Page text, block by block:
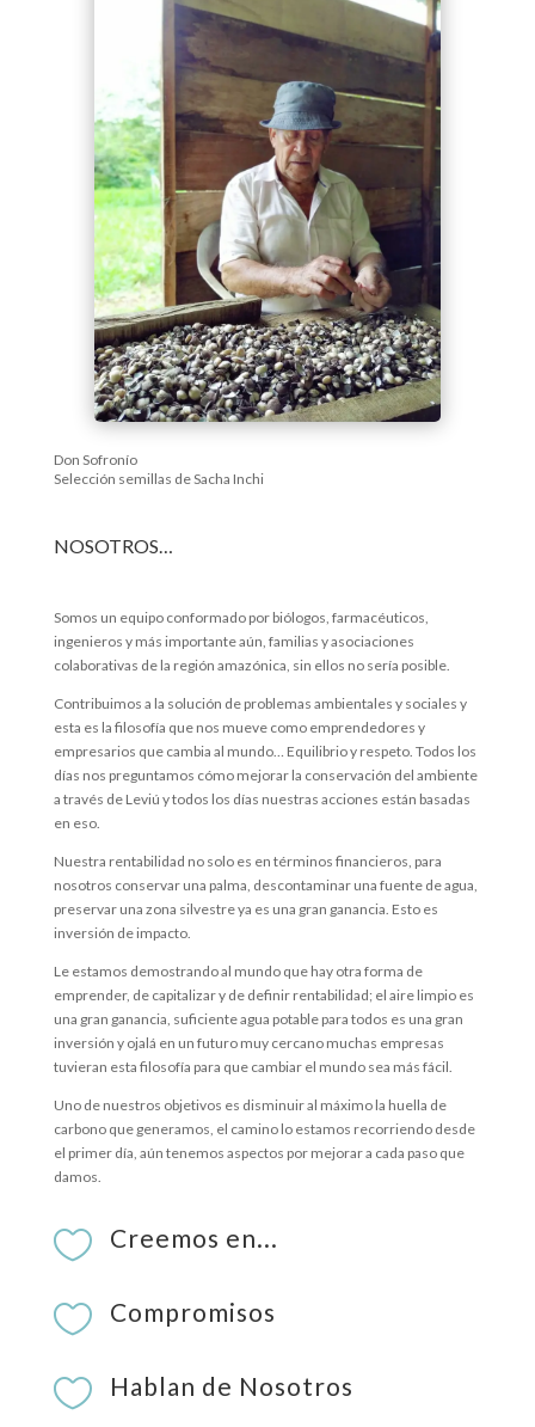
Don Sofronío
Selección semillas de Sacha Inchi
NOSOTROS…
Somos un equipo conformado por biólogos, farmacéuticos,
ingenieros y más importante aún, familias y asociaciones
colaborativas de la región amazónica, sin ellos no sería posible.
Contribuimos a la solución de problemas ambientales y sociales y
esta es la filosofía que nos mueve como emprendedores y
empresarios que cambia al mundo… Equilibrio y respeto. Todos los
días nos preguntamos cómo mejorar la conservación del ambiente
a través de Leviú y todos los días nuestras acciones están basadas
en eso.
Nuestra rentabilidad no solo es en términos financieros, para
nosotros conservar una palma, descontaminar una fuente de agua,
preservar una zona silvestre ya es una gran ganancia. Esto es
inversión de impacto.
Le estamos demostrando al mundo que hay otra forma de
emprender, de capitalizar y de definir rentabilidad; el aire limpio es
una gran ganancia, suficiente agua potable para todos es una gran
inversión y ojalá en un futuro muy cercano muchas empresas
tuvieran esta filosofía para que cambiar el mundo sea más fácil.
Uno de nuestros objetivos es disminuir al máximo la huella de
carbono que generamos, el camino lo estamos recorriendo desde
el primer día, aún tenemos aspectos por mejorar a cada paso que
damos.
 Creemos en...
 Compromisos
 Hablan de Nosotros